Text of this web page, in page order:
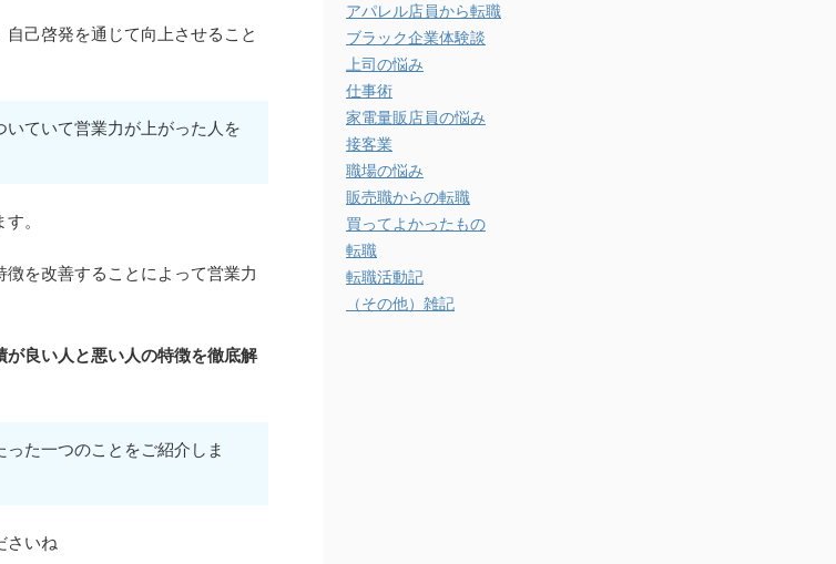
己啓発を通じて向上させること
ていて営業力が上がった人を
。
を改善することによって営業力
良い人と悪い人の特徴を徹底解
た一つのことをご紹介しま
さいね
アパレル店員から転職
ブラック企業体験談
上司の悩み
仕事術
家電量販店員の悩み
接客業
職場の悩み
販売職からの転職
買ってよかったもの
転職
転職活動記
（その他）雑記